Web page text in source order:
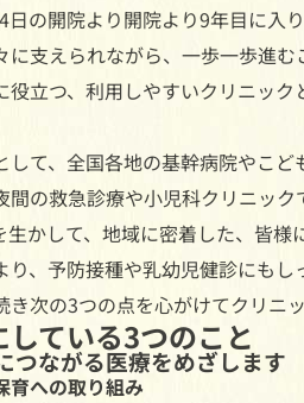
の開院より開院より9年目に入り
に支えられながら、一歩一歩進む
役立つ、利用しやすいクリニッ
て、全国各地の基幹病院やこ
間の救急診療や小児科クリニッ
かして、地域に密着した、皆様
、予防接種や乳幼児健診にもし
次の3つの点を心がけてクリニ
ている3つのこと
つながる医療をめざします
育への取り組み